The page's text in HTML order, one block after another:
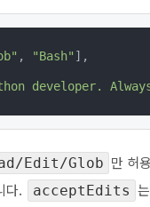
, "Bash" ],
developer.
Edit/Glob 만 허
다.
acceptEdits